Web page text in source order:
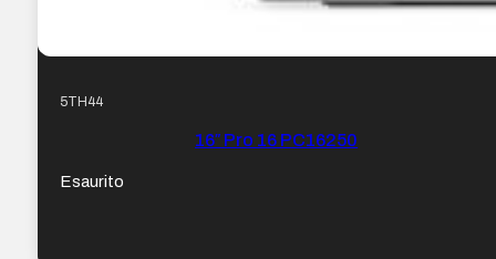
5TH44
16″ Pro 16 PC16250
Esaurito